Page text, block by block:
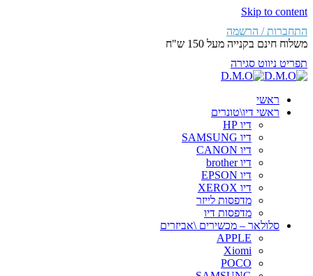
Skip to content
התחברות / הרשמה
משלוח חינם בקנייה מעל 150 ש"ח
תפריט ניווט סגירה
ראשי
ראשי דיו\טונרים
דיו HP
דיו SAMSUNG
דיו CANON
דיו brother
דיו EPSON
דיו XEROX
מדפסות לייזר
מדפסות דיו
סלולאר – מכשירים \אביזרים
APPLE
Xiomi
POCO